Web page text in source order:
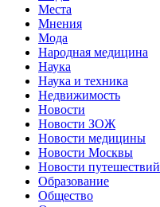
Места
Мнения
Мода
Народная медицина
Наука
Наука и техника
Недвижимость
Новости
Новости ЗОЖ
Новости медицины
Новости Москвы
Новости путешествий
Образование
Общество